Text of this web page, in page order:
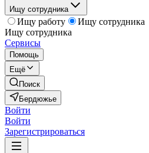
Ищу сотрудника
Ищу работу
Ищу сотрудника
Ищу сотрудника
Сервисы
Помощь
Ещё
Поиск
Бердюжье
Войти
Войти
Зарегистрироваться